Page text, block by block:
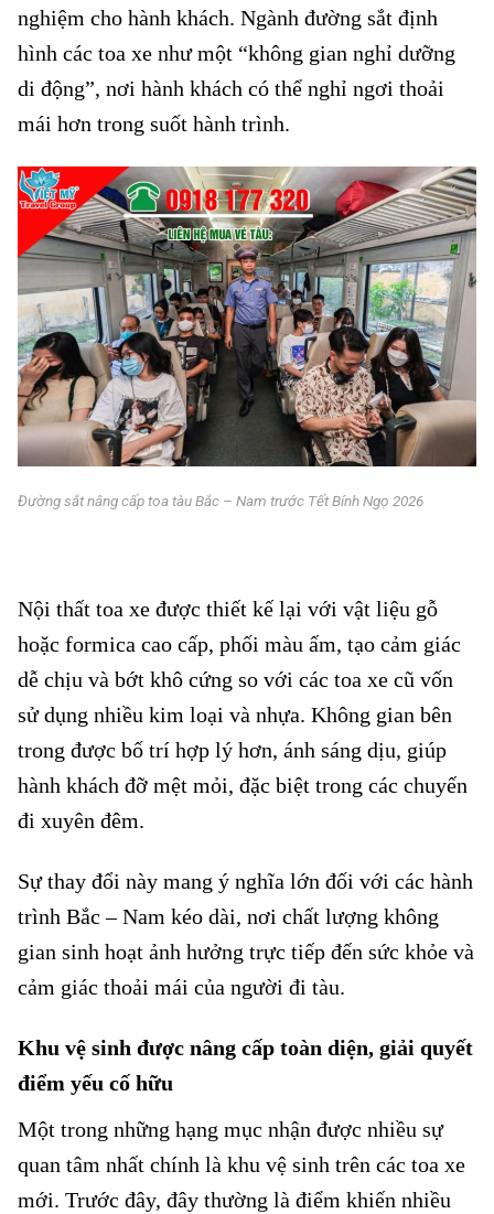
nghiệm cho hành khách. Ngành đường sắt định
hình các toa xe như một “không gian nghỉ dưỡng
di động”, nơi hành khách có thể nghỉ ngơi thoải
mái hơn trong suốt hành trình.
Đường sắt nâng cấp toa tàu Bắc – Nam trước Tết Bính Ngọ 2026
Nội thất toa xe được thiết kế lại với vật liệu gỗ
hoặc formica cao cấp, phối màu ấm, tạo cảm giác
dễ chịu và bớt khô cứng so với các toa xe cũ vốn
sử dụng nhiều kim loại và nhựa. Không gian bên
trong được bố trí hợp lý hơn, ánh sáng dịu, giúp
hành khách đỡ mệt mỏi, đặc biệt trong các chuyến
đi xuyên đêm.
Sự thay đổi này mang ý nghĩa lớn đối với các hành
trình Bắc – Nam kéo dài, nơi chất lượng không
gian sinh hoạt ảnh hưởng trực tiếp đến sức khỏe và
cảm giác thoải mái của người đi tàu.
Khu vệ sinh được nâng cấp toàn diện, giải quyết
điểm yếu cố hữu
Một trong những hạng mục nhận được nhiều sự
quan tâm nhất chính là khu vệ sinh trên các toa xe
mới. Trước đây, đây thường là điểm khiến nhiều